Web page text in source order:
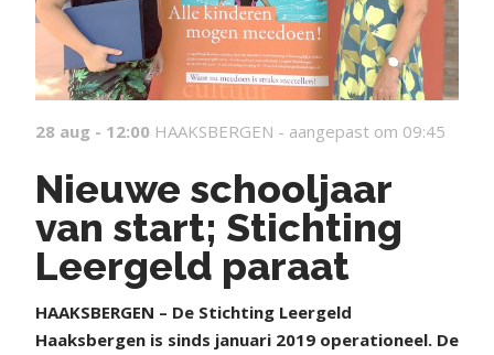
28 aug - 12:00 HAAKSBERGEN - aangepast om 09:45
Nieuwe schooljaar
van start; Stichting
Leergeld paraat
HAAKSBERGEN – De Stichting Leergeld
Haaksbergen is sinds januari 2019 operationeel. De